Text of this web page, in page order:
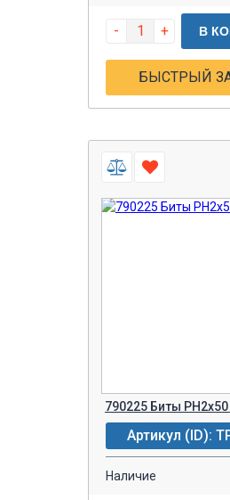
- + В
БЫСТРЫЙ
790225 Биты
Артикул (ID):
Наличие